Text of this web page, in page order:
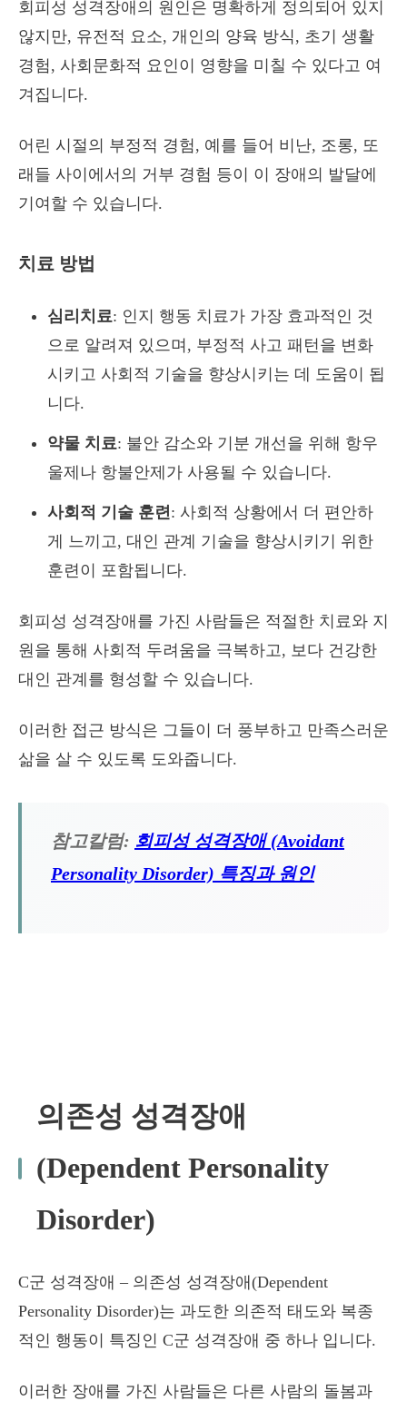
회피성 성격장애의 원인은 명확하게 정의되어 있지
않지만, 유전적 요소, 개인의 양육 방식, 초기 생활
경험, 사회문화적 요인이 영향을 미칠 수 있다고 여
겨집니다.
어린 시절의 부정적 경험, 예를 들어 비난, 조롱, 또
래들 사이에서의 거부 경험 등이 이 장애의 발달에
기여할 수 있습니다.
치료 방법
심리치료: 인지 행동 치료가 가장 효과적인 것
으로 알려져 있으며, 부정적 사고 패턴을 변화
시키고 사회적 기술을 향상시키는 데 도움이 됩
니다.
약물 치료: 불안 감소와 기분 개선을 위해 항우
울제나 항불안제가 사용될 수 있습니다.
사회적 기술 훈련: 사회적 상황에서 더 편안하
게 느끼고, 대인 관계 기술을 향상시키기 위한
훈련이 포함됩니다.
회피성 성격장애를 가진 사람들은 적절한 치료와 지
원을 통해 사회적 두려움을 극복하고, 보다 건강한
대인 관계를 형성할 수 있습니다.
이러한 접근 방식은 그들이 더 풍부하고 만족스러운
삶을 살 수 있도록 도와줍니다.
참고칼럼: 회피성 성격장애 (Avoidant
Personality Disorder) 특징과 원인
의존성 성격장애
(Dependent Personality
Disorder)
C군 성격장애 – 의존성 성격장애(Dependent
Personality Disorder)는 과도한 의존적 태도와 복종
적인 행동이 특징인 C군 성격장애 중 하나 입니다.
이러한 장애를 가진 사람들은 다른 사람의 돌봄과